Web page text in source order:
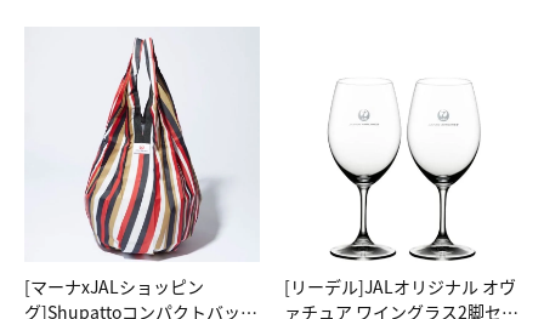
[マーナxJALショッピン
グ]Shupattoコンパクトバッグ
[リーデル]JALオリジナル オヴ
ァチュア ワイングラス2脚セッ